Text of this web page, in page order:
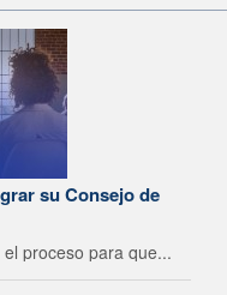
su Consejo de
proceso para que...